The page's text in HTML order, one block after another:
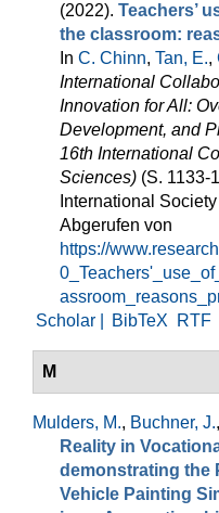
(2022). Teachers’
the classroom:
In C. Chinn, Tan, E.,
International
Innovation for All:
Development, and
16th International
Sciences) (S. 1133-
International
Abgerufen von
https://
Scholar |
BibTeX RTF
M
Mulders, M., Buchner, J.
Reality in
demonstrating the
Vehicle Painting